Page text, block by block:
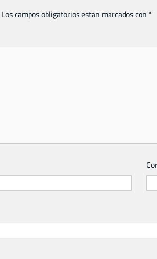
Los campos obligatorios están marcados con *